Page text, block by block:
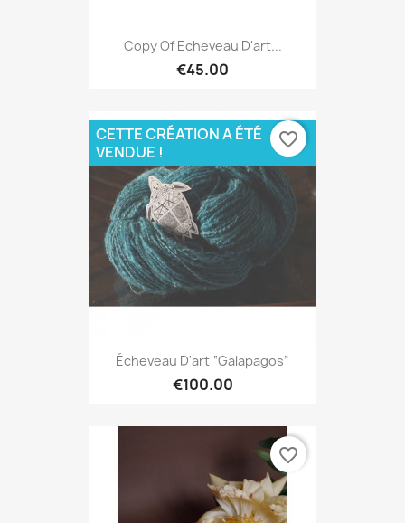
Copy Of Echeveau D'art...
€45.00
Écheveau D'art “Galapagos”
€100.00
CETTE CRÉATION A ÉTÉ
VENDUE !
favorite_border
favorite_border